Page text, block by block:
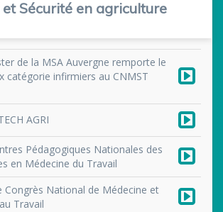
et Sécurité en agriculture
de la MSA Auvergne remporte le
catégorie infirmiers au CNMST
AGRI
Pédagogiques Nationales des
en Médecine du Travail
Congrès National de Médecine et
Travail